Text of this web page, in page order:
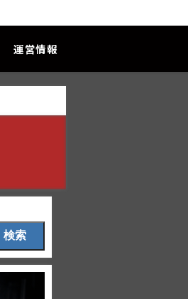
運営情報
検索